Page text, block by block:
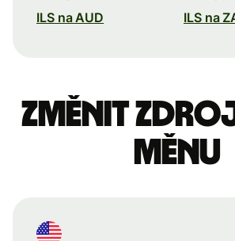
ILS na AUD ILS na
Změnit
měnu